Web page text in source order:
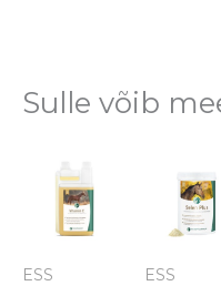
Sulle võib
ESS
ESS